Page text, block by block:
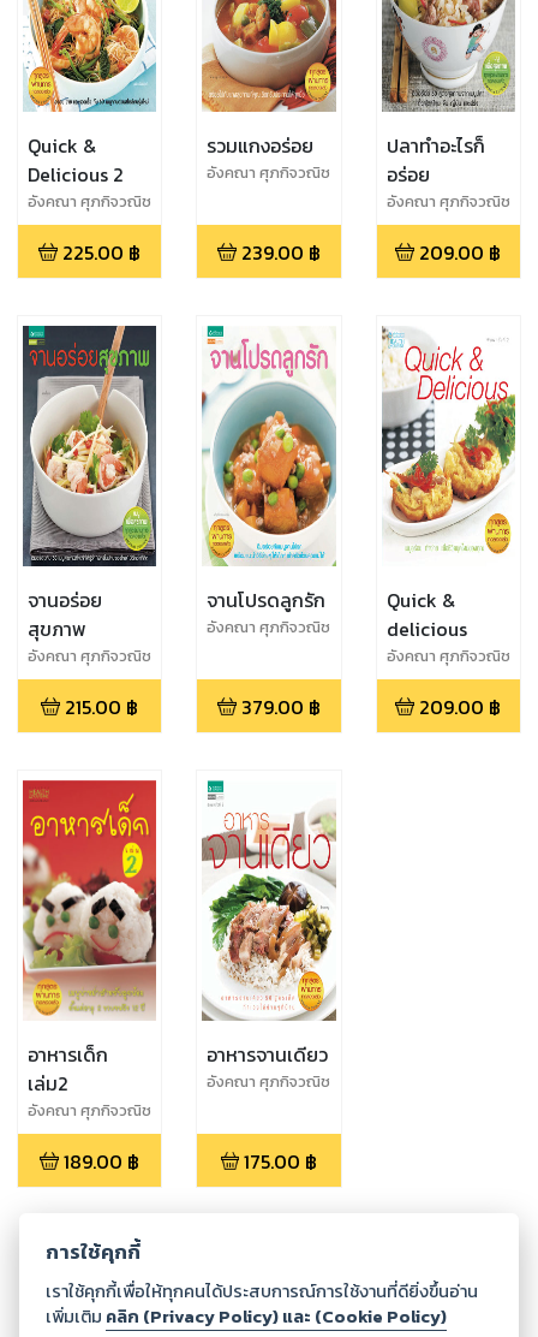
Quick &
Delicious 2
อังคณา ศุภกิจวณิช
โชค
225.00 ฿
รวมแกงอร่อย
อังคณา ศุภกิจวณิช
239.00 ฿
ปลาทำอะไรก็
อร่อย
อังคณา ศุภกิจวณิช
โชค
209.00 ฿
จานอร่อย
สุขภาพ
อังคณา ศุภกิจวณิช
โชค
215.00 ฿
จานโปรดลูกรัก
อังคณา ศุภกิจวณิช
379.00 ฿
Quick &
delicious
อังคณา ศุภกิจวณิช
โชค
209.00 ฿
อาหารเด็ก
เล่ม2
อังคณา ศุภกิจวณิช
โชค
189.00 ฿
อาหารจานเดียว
อังคณา ศุภกิจวณิช
175.00 ฿
การใช้คุกกี้
เราใช้คุกกี้เพื่อให้ทุกคนได้ประสบการณ์การใช้งานที่ดียิ่งขึ้นอ่าน
เพิ่มเติม คลิก (Privacy Policy) และ (Cookie Policy)